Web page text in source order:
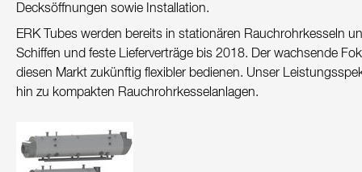
Tools
Fragen & Anworten
Datenschutzerklärung
Decksöffnungen sowie Installation.
ERK Tubes werden bereits in stationären Rauchrohrkesseln
Schiffen und feste Lieferverträge bis 2018. Der wachsende
diesen Markt zukünftig flexibler bedienen. Unser
hin zu kompakten Rauchrohrkesselanlagen.